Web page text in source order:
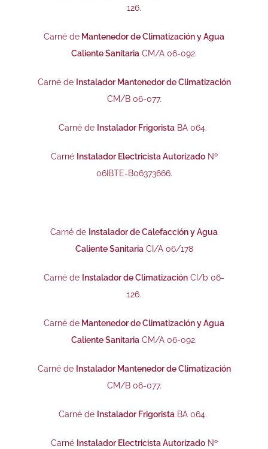
126.
Carné de Mantenedor de Climatización y Agua
Caliente Sanitaria CM/A 06-092.
Carné de Instalador Mantenedor de Climatización
CM/B 06-077.
Carné de Instalador Frigorista BA 064.
Carné Instalador Electricista AutorizadoNº
06IBTE-B06373666.
Carné de Instalador de Calefacción y Agua
Caliente SanitariaCI/A 06/178
Carné de Instalador de Climatización CI/b 06-
126.
Carné de Mantenedor de Climatización y Agua
Caliente Sanitaria CM/A 06-092.
Carné de Instalador Mantenedor de Climatización
CM/B 06-077.
Carné de Instalador Frigorista BA 064.
Carné Instalador Electricista AutorizadoNº